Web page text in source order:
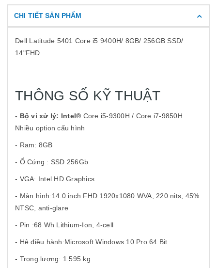
CHI TIẾT SẢN PHẨM
Dell Latitude 5401 Core i5 9400H/ 8GB/ 256GB SSD/
14"FHD
THÔNG SỐ KỸ THUẬT
- Bộ vi xử lý: Intel® Core i5-9300H / Core i7-9850H.
Nhiều option cấu hình
- Ram: 8GB
- Ổ Cứng : SSD 256Gb
- VGA: Intel HD Graphics
- Màn hình:14.0 inch FHD 1920x1080 WVA, 220 nits, 45%
NTSC, anti-glare
- Pin :68 Wh Lithium-Ion, 4-cell
- Hệ điều hành:Microsoft Windows 10 Pro 64 Bit
- Trọng lượng: 1.595 kg